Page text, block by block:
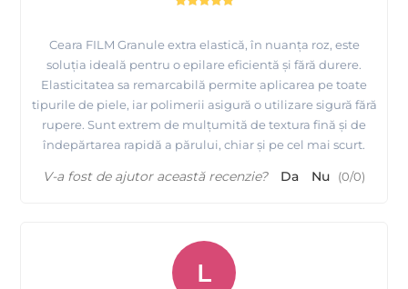
Ceara FILM Granule extra elastică, în nuanța roz, este
soluția ideală pentru o epilare eficientă și fără durere.
Elasticitatea sa remarcabilă permite aplicarea pe toate
tipurile de piele, iar polimerii asigură o utilizare sigură fără
rupere. Sunt extrem de mulțumită de textura fină și de
îndepărtarea rapidă a părului, chiar și pe cel mai scurt.
V-a fost de ajutor această recenzie? Da Nu (0/0)
L